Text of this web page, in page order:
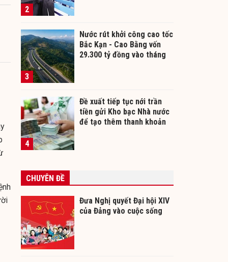
2
3
Nước rút khởi công cao tốc
Bắc Kạn - Cao Bằng vốn
29.300 tỷ đồng vào tháng
4
Đề xuất tiếp tục nới trần
tiền gửi Kho bạc Nhà nước
để tạo thêm thanh khoản
CHUYÊN ĐỀ
Đưa Nghị quyết Đại hội XIV
của Đảng vào cuộc sống